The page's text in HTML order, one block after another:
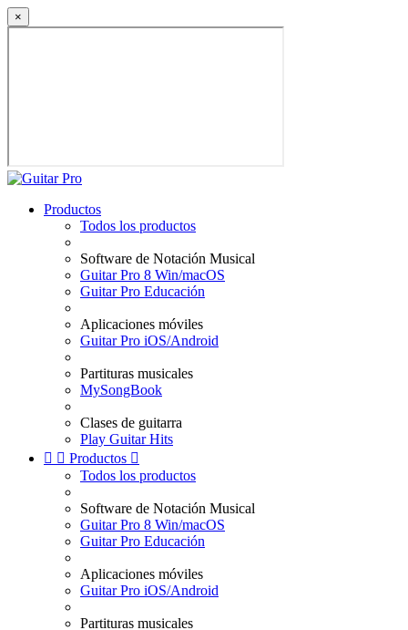
×
Productos
Todos los productos
Software de Notación Musical
Guitar Pro 8 Win/macOS
Guitar Pro Educación
Aplicaciones móviles
Guitar Pro iOS/Android
Partituras musicales
MySongBook
Clases de guitarra
Play Guitar Hits
  Productos 
Todos los productos
Software de Notación Musical
Guitar Pro 8 Win/macOS
Guitar Pro Educación
Aplicaciones móviles
Guitar Pro iOS/Android
Partituras musicales